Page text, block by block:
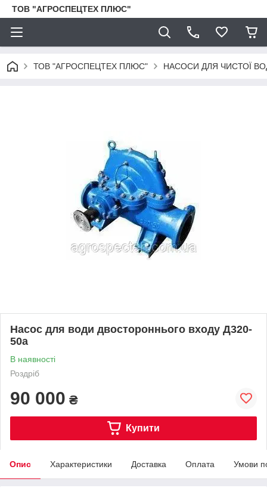
ТОВ "АГРОСПЕЦТЕХ ПЛЮС"
ТОВ "АГРОСПЕЦТЕХ ПЛЮС" НАСОСИ ДЛЯ ЧИСТОЇ
Насос для води двостороннього входу Д320-
50а
В наявності
Роздріб
90 000 ₴
Купити
Опис Характеристики Доставка Оплата Умови